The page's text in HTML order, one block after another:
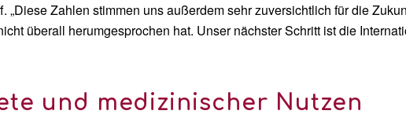
„Diese Zahlen stimmen uns außerdem sehr zuversichtlich für die
überall herumgesprochen hat. Unser nächster Schritt ist die
und medizinischer Nutzen